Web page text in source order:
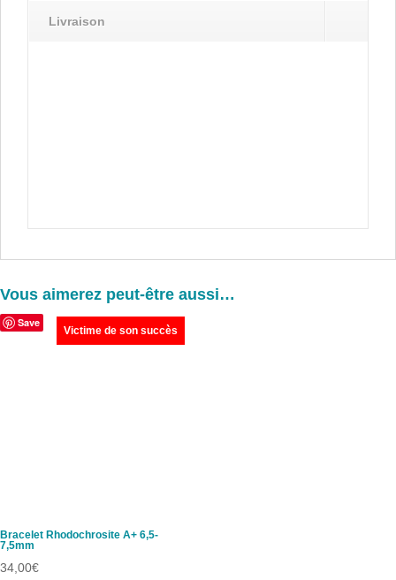
Livraison
Vous aimerez peut-être aussi…
Save
Victime de son succès
Bracelet Rhodochrosite A+ 6,5-
7,5mm
34,00€